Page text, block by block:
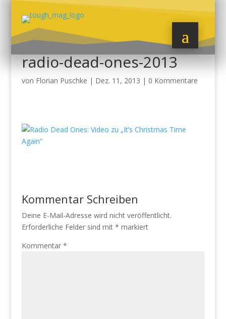
radio-dead-ones-2013
von Florian Puschke | Dez. 11, 2013 | 0 Kommentare
Kommentar Schreiben
Deine E-Mail-Adresse wird nicht veröffentlicht.
Erforderliche Felder sind mit * markiert
Kommentar *